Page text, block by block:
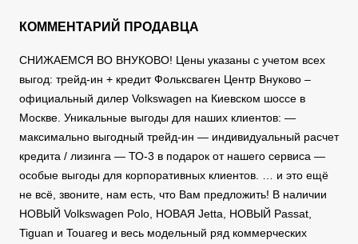
КОММЕНТАРИЙ ПРОДАВЦА
СНИЖАЕМСЯ ВО ВНУКОВО! Цены указаны с учетом всех
выгод: трейд-ин + кредит Фольксваген Центр Внуково –
официальный дилер Volkswagen на Киевском шоссе в
Москве. Уникальные выгоды для наших клиентов: —
максимально выгодный трейд-ин — индивидуальный расчет
кредита / лизинга — ТО-3 в подарок от нашего сервиса —
особые выгоды для корпоративных клиентов. … и это ещё
не всё, звоните, нам есть, что Вам предложить! В наличии
НОВЫЙ Volkswagen Polo, НОВАЯ Jetta, НОВЫЙ Passat,
Tiguan и Touareg и весь модельный ряд коммерческих